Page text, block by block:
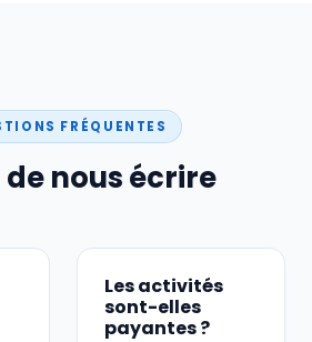
FRÉQUENTES
nous écrire
Les activités
sont-elles
payantes ?